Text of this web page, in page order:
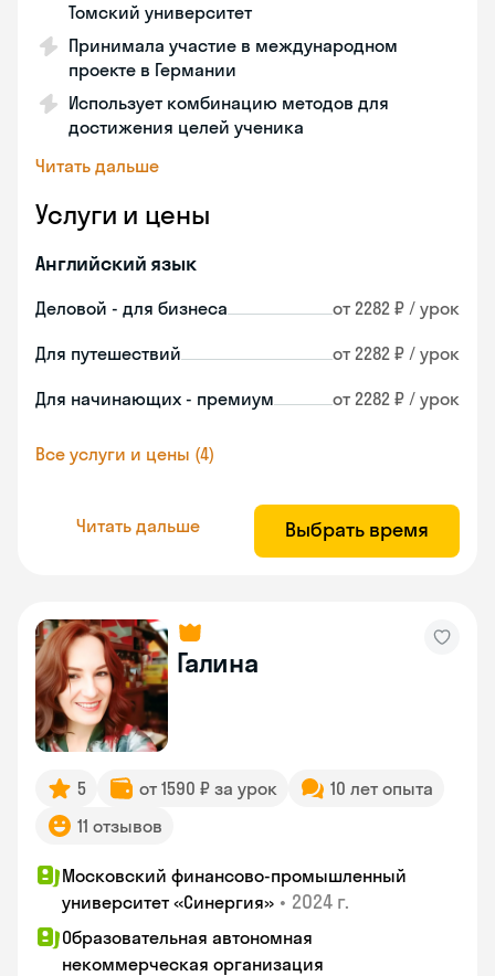
Томский университет
Принимала участие в международном
проекте в Германии
Использует комбинацию методов для
достижения целей ученика
Читать дальше
Услуги и цены
Английский язык
Деловой - для бизнеса от 2282 ₽ / урок
Для путешествий от 2282 ₽ / урок
Для начинающих - премиум от 2282 ₽ / урок
Все услуги и цены (4)
Читать дальше Выбрать время
Галина
5 от 1590 ₽ за урок
10 лет опыта
11 отзывов
Московский финансово-промышленный
университет «Синергия» • 2024 г.
Образовательная автономная
некоммерческая организация